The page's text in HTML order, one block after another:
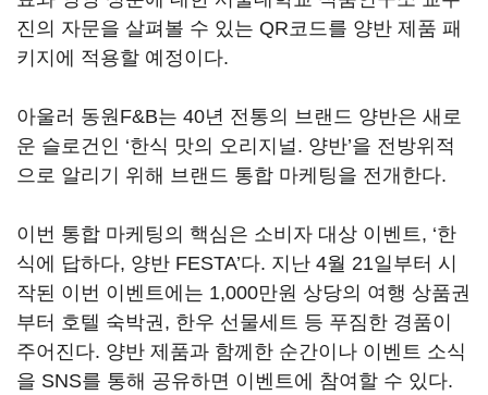
진의 자문을 살펴볼 수 있는 QR코드를 양반 제품 패
키지에 적용할 예정이다.
아울러 동원F&B는 40년 전통의 브랜드 양반은 새로
운 슬로건인 ‘한식 맛의 오리지널. 양반’을 전방위적
으로 알리기 위해 브랜드 통합 마케팅을 전개한다.
이번 통합 마케팅의 핵심은 소비자 대상 이벤트, ‘한
식에 답하다, 양반 FESTA’다. 지난 4월 21일부터 시
작된 이번 이벤트에는 1,000만원 상당의 여행 상품권
부터 호텔 숙박권, 한우 선물세트 등 푸짐한 경품이
주어진다. 양반 제품과 함께한 순간이나 이벤트 소식
을 SNS를 통해 공유하면 이벤트에 참여할 수 있다.